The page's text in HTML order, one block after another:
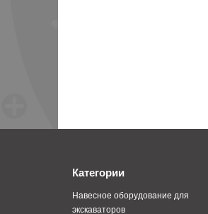
Категории
Навесное оборудование для
экскаваторов